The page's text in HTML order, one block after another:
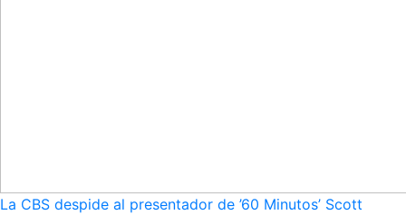
La CBS despide al presentador de ’60 Minutos’ Scott